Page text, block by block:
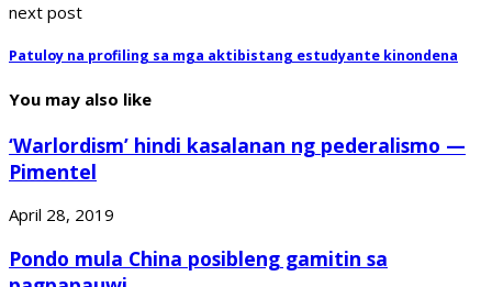
next post
Patuloy na profiling sa mga aktibistang estudyante kinondena
You may also like
‘Warlordism’ hindi kasalanan ng pederalismo —
Pimentel
April 28, 2019
Pondo mula China posibleng gamitin sa